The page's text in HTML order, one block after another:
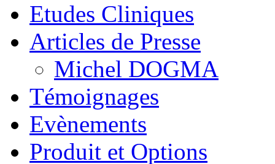
Etudes Cliniques
Articles de Presse
Michel DOGMA
Témoignages
Evènements
Produit et Options